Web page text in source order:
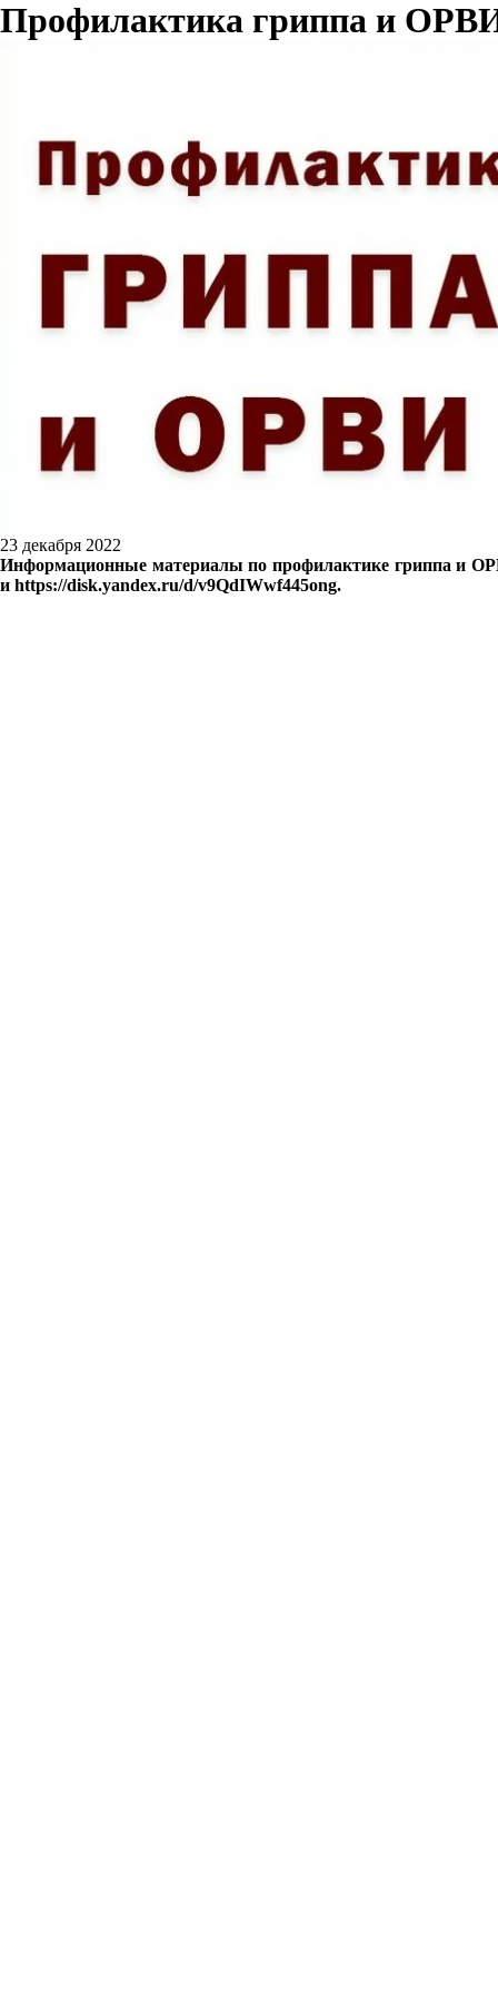
Профилактика гриппа и
23 декабря 2022
Информационные материалы по профилактике гриппа и
и https://disk.yandex.ru/d/v9QdIWwf445ong.